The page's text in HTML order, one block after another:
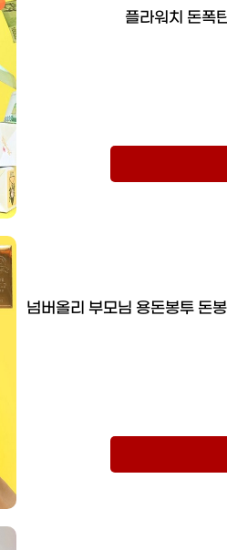
플라워치 돈폭
넘버올리 부모님 용돈봉투 돈